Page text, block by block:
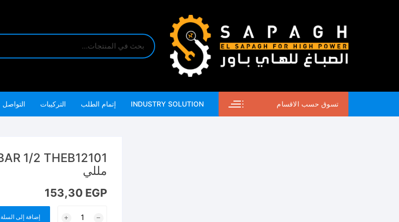
تسوق حسب الاقسام INDUSTRY SOLUTION إتمام الطلب التركيبات التواصل
مللي
153,30 EGP
إضافة إلى السلة